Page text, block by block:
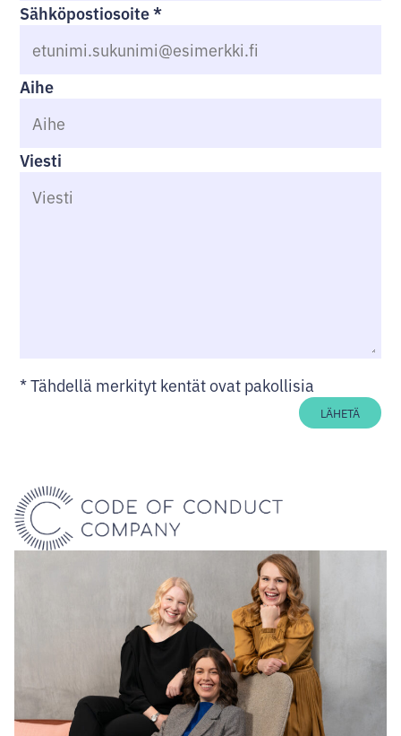
Sähköpostiosoite*
Aihe
Viesti
*Tähdellä merkityt kentät ovat pakollisia
LÄHETÄ